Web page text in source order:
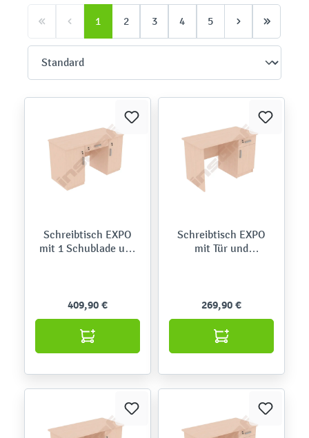
1 2 3 4 5
Schreibtisch EXPO
mit 1 Schublade und
409,90 €
Schreibtisch EXPO
mit Tür und
269,90 €